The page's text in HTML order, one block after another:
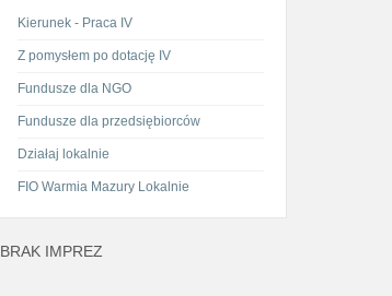
Kierunek - Praca IV
Z pomysłem po dotację IV
Fundusze dla NGO
Fundusze dla przedsiębiorców
Działaj lokalnie
FIO Warmia Mazury Lokalnie
BRAK IMPREZ